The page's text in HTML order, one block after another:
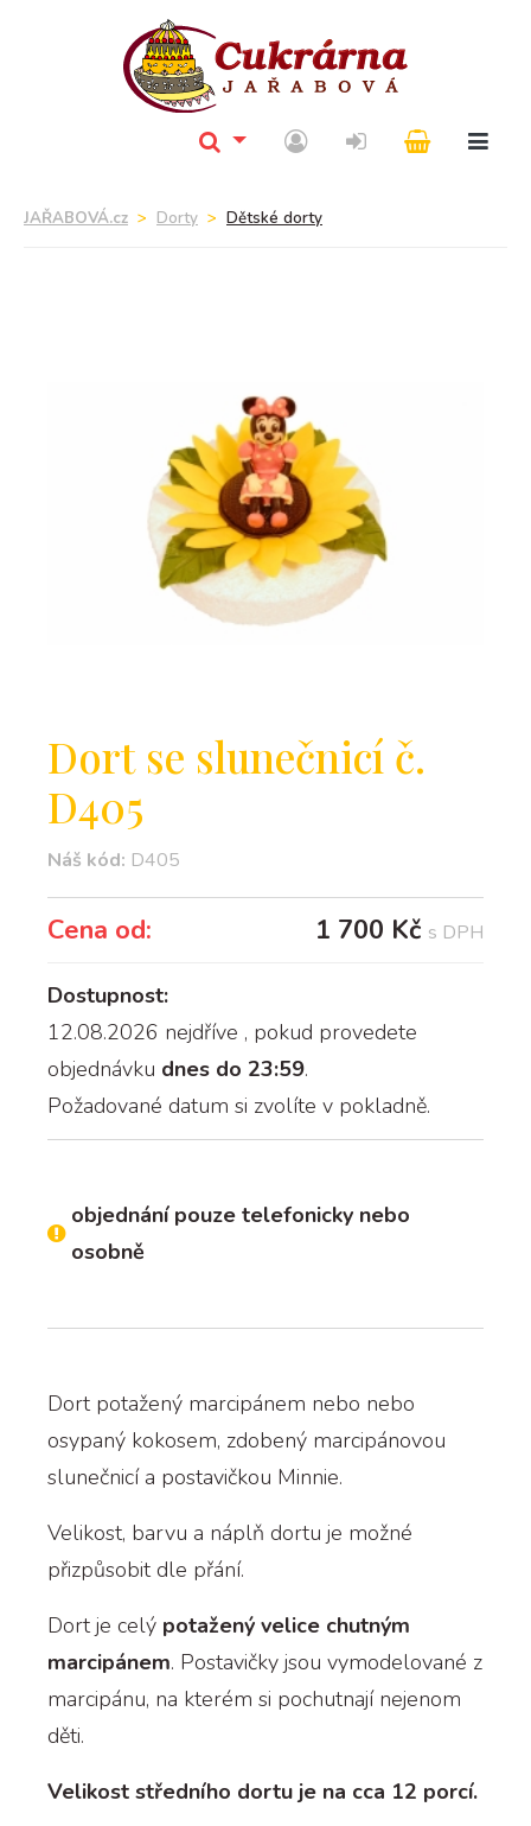
JAŘABOVÁ.cz Dorty Dětské dorty
Dort se slunečnicí č.
D405
Náš kód: D405
Cena od: 1 700 Kč s DPH
Dostupnost:
12.08.2026 nejdříve , pokud provedete
objednávku dnes do 23:59.
Požadované datum si zvolíte v pokladně.
objednání pouze telefonicky nebo
osobně
Dort potažený marcipánem nebo nebo
osypaný kokosem, zdobený marcipánovou
slunečnicí a postavičkou Minnie.
Velikost, barvu a náplň dortu je možné
přizpůsobit dle přání.
Dort je celý potažený velice chutným
marcipánem. Postavičky jsou vymodelované z
marcipánu, na kterém si pochutnají nejenom
děti.
Velikost středního dortu je na cca 12 porcí.